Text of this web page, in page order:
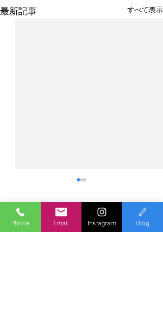
最新記事 すべて表示
コメント
Phone Email Instagram Blog